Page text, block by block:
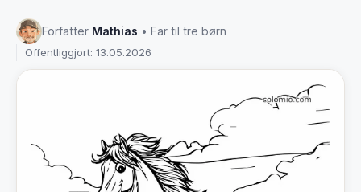
Forfatter Mathias • Far til tre børn
Offentliggjort: 13.05.2026